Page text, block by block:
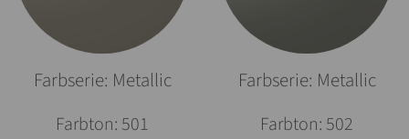
Farbserie: Metallic
Farbton: 501
Farbserie: Metallic
Farbton: 502